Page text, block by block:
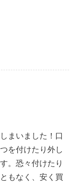
まいました！口
を付けたり外し
。恐々付けたり
もなく、安く買